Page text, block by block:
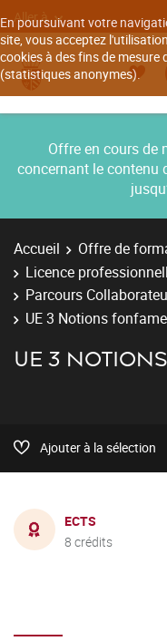
En poursuivant votre
site, vous acceptez
cookies à des fins de mesure
(statistiques anonymes).
Aller à
Offre en cours
concernant le contenu
Accueil Offre de
Licence
Parcours
UE 3 Notions
UE 3
Ajouter à la sélection
ECTS
8 crédits